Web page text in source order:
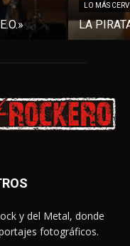
LO MÁS
LA
y del Metal, donde
fotográficos.